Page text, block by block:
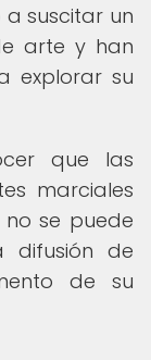
suscitar un
arte y han
explorar su
que las
marciales
se puede
difusión de
de su